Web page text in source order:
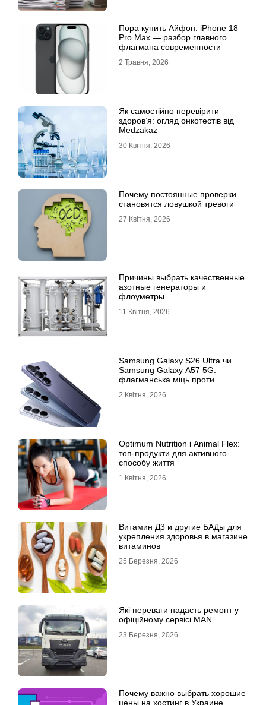
Пора купить Айфон: iPhone 18
Pro Max — разбор главного
флагмана современности
2 Травня, 2026
Як самостійно перевірити
здоров’я: огляд онкотестів від
Medzakaz
30 Квітня, 2026
Почему постоянные проверки
становятся ловушкой тревоги
27 Квітня, 2026
Причины выбрать качественные
азотные генераторы и
флоуметры
11 Квітня, 2026
Samsung Galaxy S26 Ultra чи
Samsung Galaxy A57 5G:
флагманська міць проти
2 Квітня, 2026
Optimum Nutrition і Animal Flex:
топ-продукти для активного
способу життя
1 Квітня, 2026
Витамин Д3 и другие БАДы для
укрепления здоровья в магазине
витаминов
25 Березня, 2026
Які переваги надасть ремонт у
офіційному сервісі MAN
23 Березня, 2026
Почему важно выбрать хорошие
цены на хостинг в Украине